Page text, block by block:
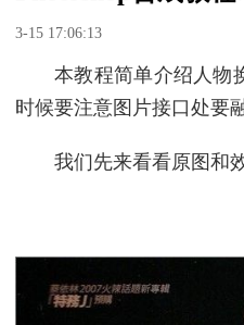
3-15 17:06:13
本教程简单介绍人物
时候要注意图片接口处要
我们先来看看原图和